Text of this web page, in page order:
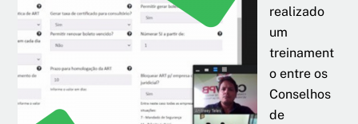
realizado
um
treinament
o entre os
Conselhos
de